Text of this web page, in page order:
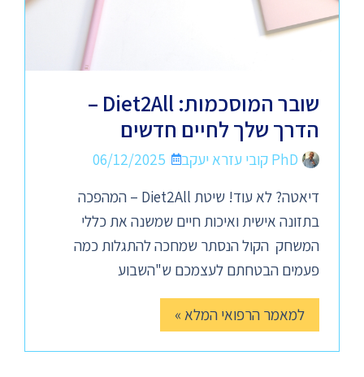
שובר המוסכמות: Diet2All –
הדרך שלך לחיים חדשים
PhD קובי עזרא יעקב
06/12/2025
דיאטה? לא עוד! שיטת Diet2All – המהפכה
בתזונה אישית ואיכות חיים שמשנה את כללי
המשחק הקול הנסתר שמחכה להתגלות כמה
פעמים הבטחתם לעצמכם ש"השבוע
למאמר הרפואי המלא »